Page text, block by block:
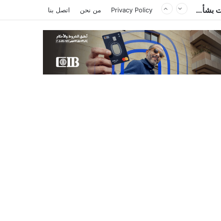
أزمة البرازيلي بيزيرا تشتعل.. الزمالك يغلق باب رحيل اللاعب ويؤكد : « لن ندخل في مفاوضات بشأن أي عروض » Privacy Policy من نحن اتصل بنا